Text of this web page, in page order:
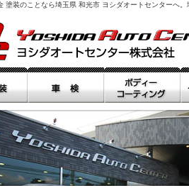
塗装のことなら埼玉県 和光市 ヨシダオートセンターへ